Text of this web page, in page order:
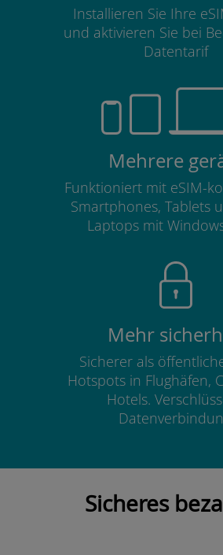
Installieren Sie Ihre
und aktivieren Sie bei
Datentarif
Mehrere
Funktioniert mit eSIM-
Smartphones, Tablets
Laptops mit
Mehr
Sicherer als
Hotspots in Flughäfen,
Hotels.
Sicheres